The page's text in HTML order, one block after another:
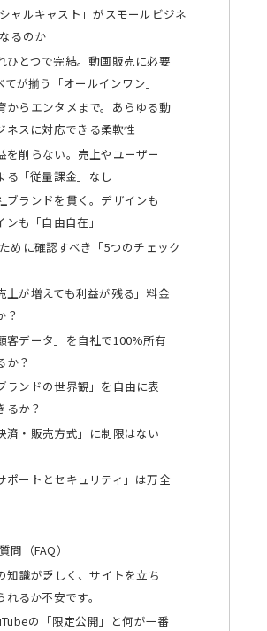
ャルキャスト」がスモールビジネ
るのか
ひとつで完結。動画販売に必要
てが揃う「オールインワン」
からエンタメまで。あらゆる動
ネスに対応できる柔軟性
を削らない。売上やユーザー
る「従量課金」なし
ブランドを貫く。デザインも
ンも「自由自在」
めに確認すべき「5つのチェック
上が増えても利益が残る」料金
？
客データ」を自社で100%所有
か？
ランドの世界観」を自由に表
るか？
済・販売方式」に制限はない
ポートとセキュリティ」は万全
問（FAQ）
知識が乏しく、サイトを立ち
れるか不安です。
の「限定公開」と何が一番